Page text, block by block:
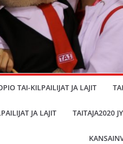
TAI-KILPAILIJAT JA LAJIT
JA LAJIT TAITAJA2020